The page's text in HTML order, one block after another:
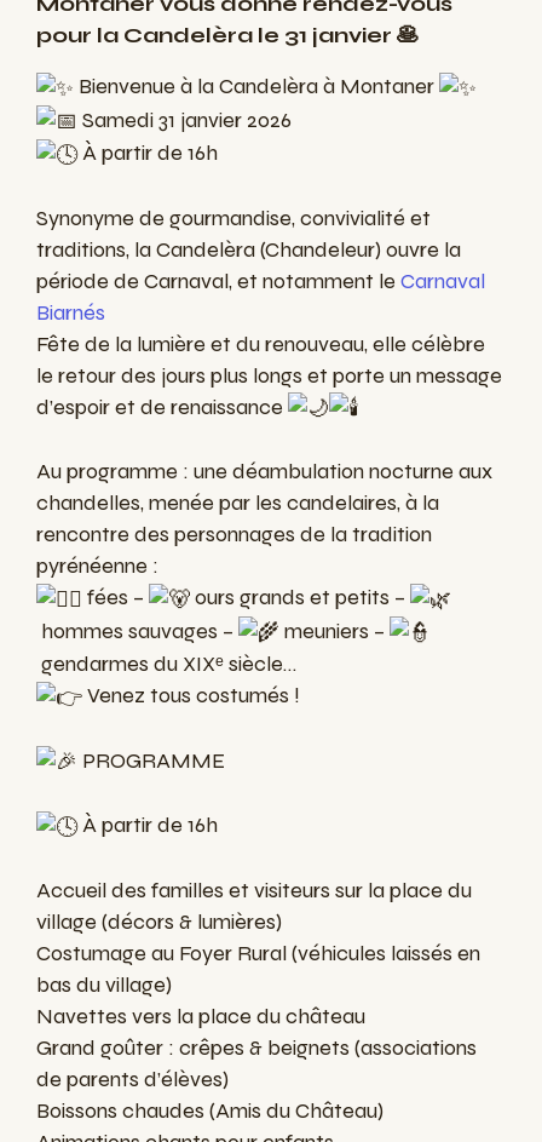
pour la Candelèra le 31 janvier 🥞​
Bienvenue à la Candelèra à Montaner
Samedi 31 janvier 2026
À partir de 16h
Synonyme de gourmandise, convivialité et
traditions, la Candelèra (Chandeleur) ouvre la
période de Carnaval, et notamment le Carnaval
Biarnés
Fête de la lumière et du renouveau, elle célèbre
le retour des jours plus longs et porte un message
d’espoir et de renaissance
Au programme : une déambulation nocturne aux
chandelles, menée par les candelaires, à la
rencontre des personnages de la tradition
pyrénéenne :
fées –
ours grands et petits –
hommes sauvages –
meuniers –
gendarmes du XIXᵉ siècle…
Venez tous costumés !
PROGRAMME
À partir de 16h
Accueil des familles et visiteurs sur la place du
village (décors & lumières)
Costumage au Foyer Rural (véhicules laissés en
bas du village)
Navettes vers la place du château
Grand goûter : crêpes & beignets (associations
de parents d’élèves)
Boissons chaudes (Amis du Château)